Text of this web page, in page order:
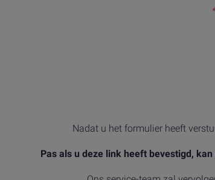
Nadat u het formulier heeft
Pas als u deze link heeft bevestigd,